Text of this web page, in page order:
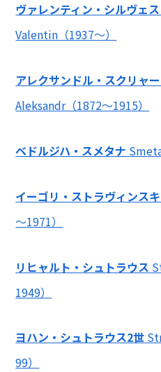
ヴァレンティン・シルヴェ
Valentin（1937～）
アレクサンドル・スクリャ
Aleksandr（1872～1915）
ベドルジハ・スメタナ
イーゴリ・ストラヴィンス
～1971）
リヒャルト・シュトラウス
1949）
ヨハン・シュトラウス2世
99）